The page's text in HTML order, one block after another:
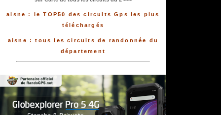
aisne : le TOP50 des circuits Gps les plus
téléchargés
aisne : tous les circuits de randonnée du
département